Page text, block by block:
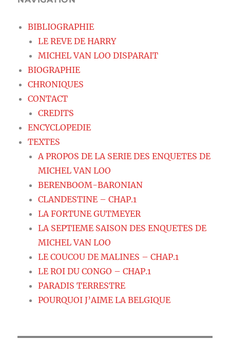
BIBLIOGRAPHIE
LE REVE DE HARRY
MICHEL VAN LOO DISPARAIT
BIOGRAPHIE
CHRONIQUES
CONTACT
CREDITS
ENCYCLOPEDIE
TEXTES
A PROPOS DE LA SERIE DES ENQUETES DE
MICHEL VAN LOO
BERENBOOM-BARONIAN
CLANDESTINE – CHAP.1
LA FORTUNE GUTMEYER
LA SEPTIEME SAISON DES ENQUETES DE
MICHEL VAN LOO
LE COUCOU DE MALINES – CHAP.1
LE ROI DU CONGO – CHAP.1
PARADIS TERRESTRE
POURQUOI J’AIME LA BELGIQUE